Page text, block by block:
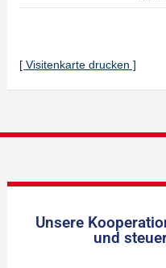
[ Visitenkarte drucken ]
Unsere
und